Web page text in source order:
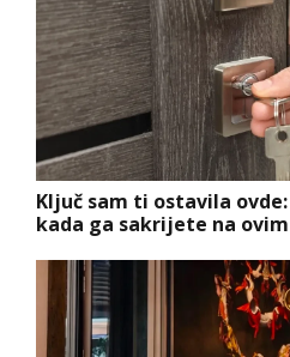
Ključ sam ti ostavila
kada ga sakrijete na